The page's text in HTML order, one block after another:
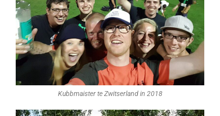
Kubbmaister te Zwitserland in 2018